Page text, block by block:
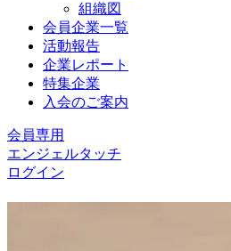
組織図
会員企業一覧
活動報告
企業レポート
特集企業
入会のご案内
会員専用
エンジェルタッチ
ログイン